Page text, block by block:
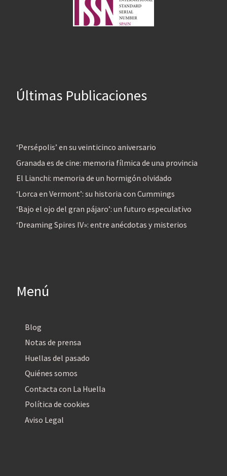
Últimas Publicaciones
‘Persépolis’ en su veinticinco aniversario
Granada es de cine: memoria fílmica de una provincia
El Lianchi: memoria de un hormigón olvidado
‘Lorca en Vermont’: su historia con Cummings
‘Bajo el ojo del gran pájaro’: un futuro especulativo
‘Dreaming Spires IV»: entre anécdotas y misterios
Menú
Blog
Notas de prensa
Huellas del pasado
Quiénes somos
Contacta con La Huella
Política de cookies
Aviso Legal